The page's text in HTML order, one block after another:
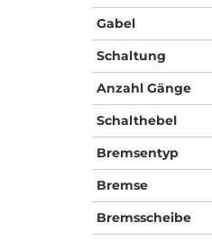
Gabel
Schaltung
Anzahl Gänge
Schalthebel
Bremsentyp
Bremse
Bremsscheibe